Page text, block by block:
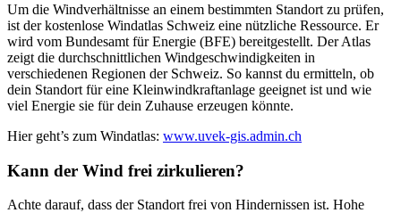
Um die Windverhältnisse an einem bestimmten Standort zu prüfen,
ist der kostenlose Windatlas Schweiz eine nützliche Ressource. Er
wird vom Bundesamt für Energie (BFE) bereitgestellt. Der Atlas
zeigt die durchschnittlichen Windgeschwindigkeiten in
verschiedenen Regionen der Schweiz. So kannst du ermitteln, ob
dein Standort für eine Kleinwindkraftanlage geeignet ist und wie
viel Energie sie für dein Zuhause erzeugen könnte.
Hier geht’s zum Windatlas: www.uvek-gis.admin.ch
Kann der Wind frei zirkulieren?
Achte darauf, dass der Standort frei von Hindernissen ist. Hohe